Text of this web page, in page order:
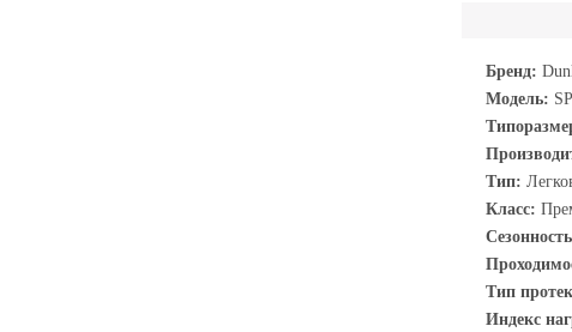
Бренд:
Модель:
Тип:
Класс:
Тип
Индекс